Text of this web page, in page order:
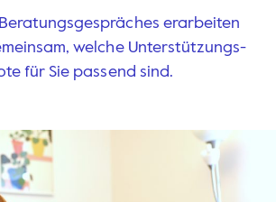
erarbeiten
welche Unterstützungs-
für Sie passend sind.